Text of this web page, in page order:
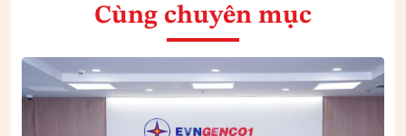
Cùng chuyên mục